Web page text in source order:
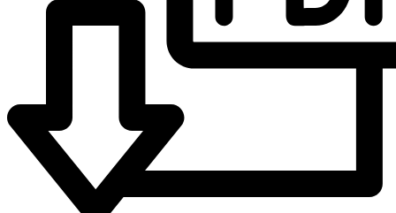
In der Regel müssen Sockeldämmplatten gedübelt werden
Schutz der Bausubstanz vor Feuchtigkeit und Frost
Reduzierung von Wärmeverlusten an der Sockelfläche
Verlängerung der Lebensdauer der Bausubstanz und
Senkung der Instandhaltungskosten